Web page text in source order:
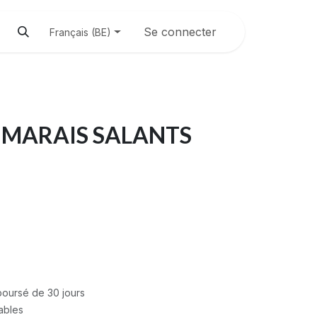
Français (BE) Se connecter
MARAIS SALANTS
de 30 jours